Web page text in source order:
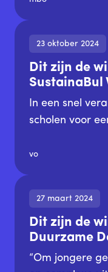
studenten, van
droeg bij aan
duurzaamheid
het onderwijs.
23 oktober 2024
Dit zijn de
SustainaBul
In een snel
scholen voor
toekomst?
het antwoord
het voortgezet
stappen
Leren voor
gaat verder
vo
27 maart 2024
Dit zijn de
Duurzame
“Om jongere